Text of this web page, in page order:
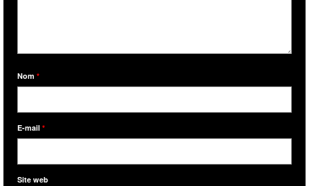
Nom *
E-mail *
Site web